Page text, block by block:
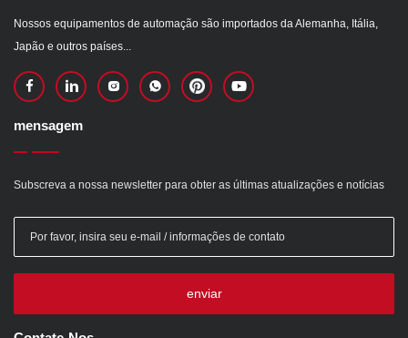
Nossos equipamentos de automação são importados da Alemanha, Itália,
Japão e outros países...
mensagem
Subscreva a nossa newsletter para obter as últimas atualizações e notícias
enviar